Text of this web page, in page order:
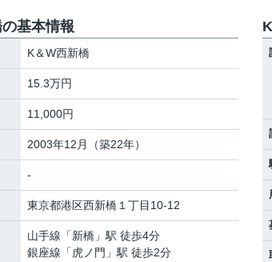
基本情報
K＆W西新橋
15.3万円
11,000円
2003年12月（築22年）
-
東京都港区西新橋 １丁目10-12
山手線 「新橋 」駅 徒歩4分
銀座線 「 虎ノ門 」駅 徒歩2分